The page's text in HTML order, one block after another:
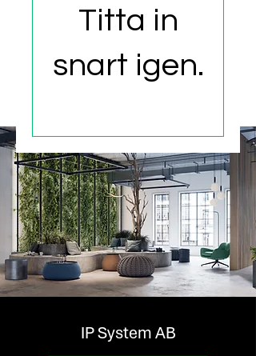
Titta in
snart igen.
IP System AB